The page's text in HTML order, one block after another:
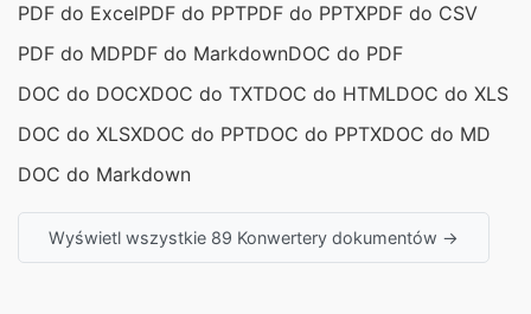
PDF do ExcelPDF do PPTPDF do PPTXPDF do CSV
PDF do MDPDF do MarkdownDOC do PDF
DOC do DOCXDOC do TXTDOC do HTMLDOC do XLS
DOC do XLSXDOC do PPTDOC do PPTXDOC do MD
DOC do Markdown
Wyświetl wszystkie 89 Konwertery dokumentów →